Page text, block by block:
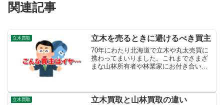
関連記事
立木買取 立木を売るときに避けるべき買主
70年にわたり北海道で立木や丸太売買に
携わってまいりました。これまでさまざ
まな山林所有者や林業家にお付き合いさ
有者もいます。立木の売り渡しは物品授
受とは異なり取引が簡単...
立木買取 立木買取と山林買取の違い